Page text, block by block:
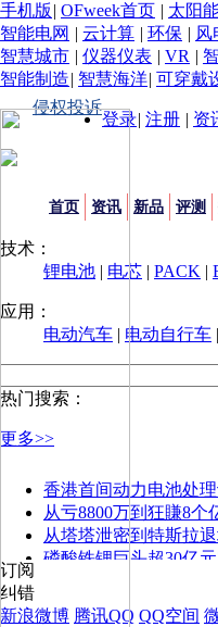
手机版 | OFweek首页 | 太阳
智能电网 | 云计算 | 环保 | 风
智慧城市 | 仪器仪表 | VR |
智能制造| 智慧海洋| 可穿戴
侵权投诉
登录| 注册 | 资
首页 资讯 新品 评测
技术：
锂电池 | 电芯 | PACK |
应用：
电动汽车 | 电动自行车 |
热门搜索：
更多>>
香港首间动力电池处
从亏8800万到狂賺8个
从塔塔泄密到特斯拉
磷酸铁锂巨头超30亿
订阅
纠错
新浪微博 腾讯QQ QQ空间